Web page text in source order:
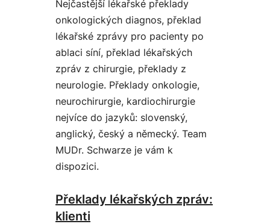
Nejčastější lékařské překlady
onkologických diagnos, překlad
lékařské zprávy pro pacienty po
ablaci síní, překlad lékařských
zpráv z chirurgie, překlady z
neurologie. Překlady onkologie,
neurochirurgie, kardiochirurgie
nejvíce do jazyků: slovenský,
anglický, český a německý. Team
MUDr. Schwarze je vám k
dispozici.
Překlady lékařských zpráv:
klienti